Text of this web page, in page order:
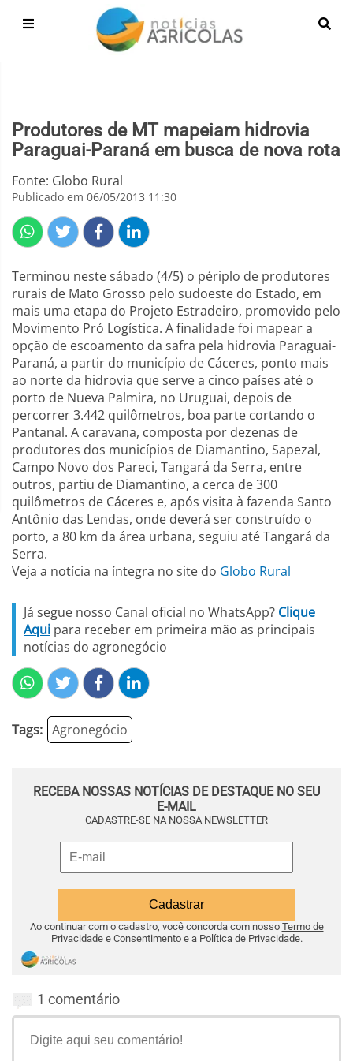
Produtores de MT mapeiam hidrovia
Paraguai-Paraná em busca de nova rota
Fonte: Globo Rural
Publicado em 06/05/2013 11:30
Terminou neste sábado (4/5) o périplo de produtores
rurais de Mato Grosso pelo sudoeste do Estado, em
mais uma etapa do Projeto Estradeiro, promovido pelo
Movimento Pró Logística. A finalidade foi mapear a
opção de escoamento da safra pela hidrovia Paraguai-
Paraná, a partir do município de Cáceres, ponto mais
ao norte da hidrovia que serve a cinco países até o
porto de Nueva Palmira, no Uruguai, depois de
percorrer 3.442 quilômetros, boa parte cortando o
Pantanal. A caravana, composta por dezenas de
produtores dos municípios de Diamantino, Sapezal,
Campo Novo dos Pareci, Tangará da Serra, entre
outros, partiu de Diamantino, a cerca de 300
quilômetros de Cáceres e, após visita à fazenda Santo
Antônio das Lendas, onde deverá ser construído o
porto, a 80 km da área urbana, seguiu até Tangará da
Serra.
Veja a notícia na íntegra no site do Globo Rural
Já segue nosso Canal oficial no WhatsApp? Clique
Aqui para receber em primeira mão as principais
notícias do agronegócio
Tags: Agronegócio
RECEBA NOSSAS NOTÍCIAS DE DESTAQUE NO SEU
E-MAIL
CADASTRE-SE NA NOSSA NEWSLETTER
Ao continuar com o cadastro, você concorda com nosso Termo de
Privacidade e Consentimentoe a Política de Privacidade.
1 comentário